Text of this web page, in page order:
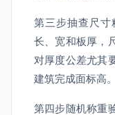
第三步抽查尺寸
长、宽和板厚，
对厚度公差尤其
建筑完成面标高。
第四步随机称重